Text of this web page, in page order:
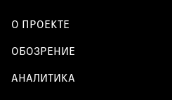
О ПРОЕКТЕ
ОБОЗРЕНИЕ
АНАЛИТИКА